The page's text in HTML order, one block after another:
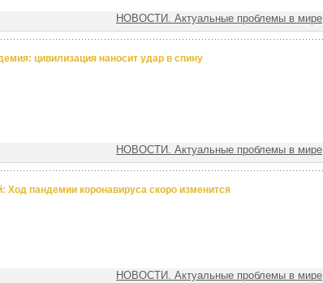
НОВОСТИ. Актуальные проблемы в мире
цивилизация наносит удар в спину
НОВОСТИ. Актуальные проблемы в мире
Ход пандемии коронавируса скоро изменится
НОВОСТИ. Актуальные проблемы в мире